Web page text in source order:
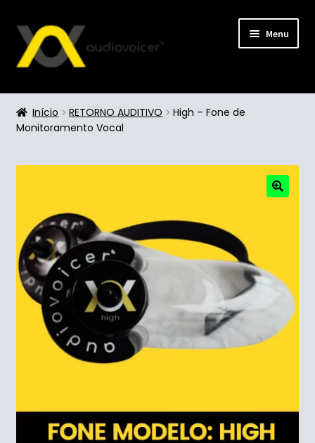
Menu
Loja
Início RETORNO AUDITIVO
High – Fone de
Monitoramento Vocal